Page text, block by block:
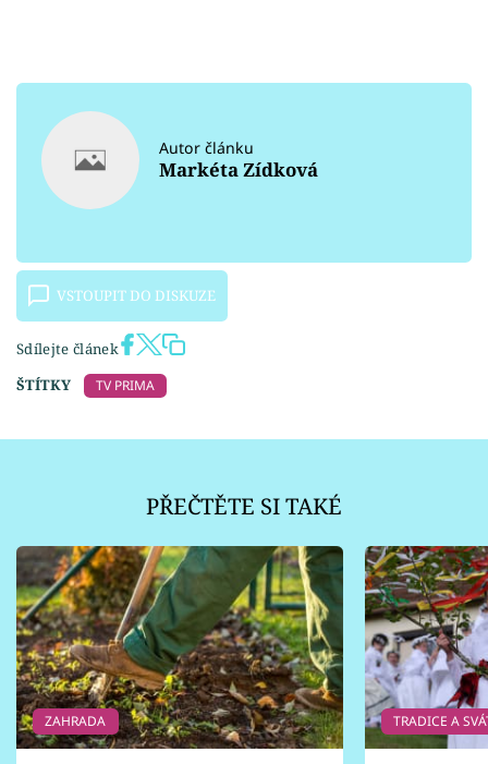
Autor článku
Markéta Zídková
VSTOUPIT DO DISKUZE
Sdílejte článek
ŠTÍTKY
TV PRIMA
PŘEČTĚTE SI TAKÉ
ZAHRADA TRADICE A